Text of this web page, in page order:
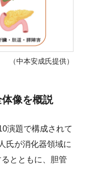
（中本安成氏提供）
像を概説
演題で構成されて
氏が消化器領域に
とともに、胆管